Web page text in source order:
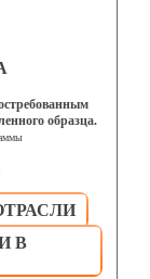
образца.
В